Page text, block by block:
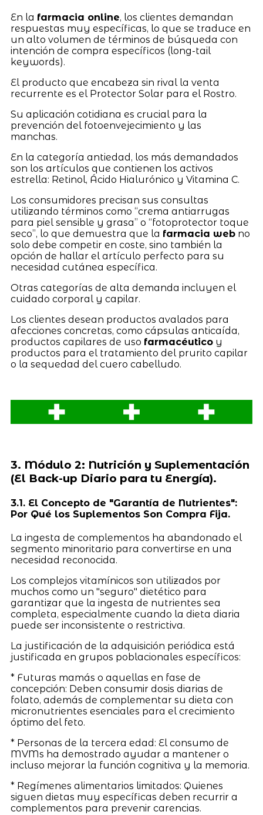
En la farmacia online, los clientes demandan
respuestas muy específicas, lo que se traduce en
un alto volumen de términos de búsqueda con
intención de compra específicos (long-tail
keywords).
El producto que encabeza sin rival la venta
recurrente es el Protector Solar para el Rostro.
Su aplicación cotidiana es crucial para la
prevención del fotoenvejecimiento y las
manchas.
En la categoría antiedad, los más demandados
son los artículos que contienen los activos
estrella: Retinol, Ácido Hialurónico y Vitamina C.
Los consumidores precisan sus consultas
utilizando términos como “crema antiarrugas
para piel sensible y grasa” o “fotoprotector toque
seco”, lo que demuestra que la farmacia webno
solo debe competir en coste, sino también la
opción de hallar el artículo perfecto para su
necesidad cutánea específica.
Otras categorías de alta demanda incluyen el
cuidado corporal y capilar.
Los clientes desean productos avalados para
afecciones concretas, como cápsulas anticaída,
productos capilares de uso farmacéuticoy
productos para el tratamiento del prurito capilar
o la sequedad del cuero cabelludo.
3. Módulo 2: Nutrición y Suplementación
(El Back-up Diario para tu Energía).
3.1. El Concepto de "Garantía de Nutrientes":
Por Qué los Suplementos Son Compra Fija.
La ingesta de complementos ha abandonado el
segmento minoritario para convertirse en una
necesidad reconocida.
Los complejos vitamínicos son utilizados por
muchos como un "seguro" dietético para
garantizar que la ingesta de nutrientes sea
completa, especialmente cuando la dieta diaria
puede ser inconsistente o restrictiva.
La justificación de la adquisición periódica está
justificada en grupos poblacionales específicos:
* Futuras mamás o aquellas en fase de
concepción: Deben consumir dosis diarias de
folato, además de complementar su dieta con
micronutrientes esenciales para el crecimiento
óptimo del feto.
* Personas de la tercera edad: El consumo de
MVMs ha demostrado ayudar a mantener o
incluso mejorar la función cognitiva y la memoria.
* Regímenes alimentarios limitados: Quienes
siguen dietas muy específicas deben recurrir a
complementos para prevenir carencias.